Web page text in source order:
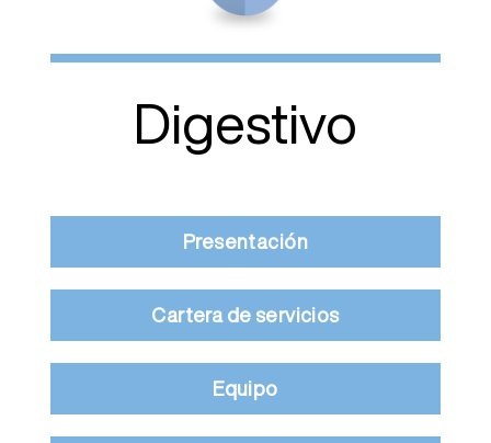
Digestivo
Presentación
Cartera de servicios
Equipo